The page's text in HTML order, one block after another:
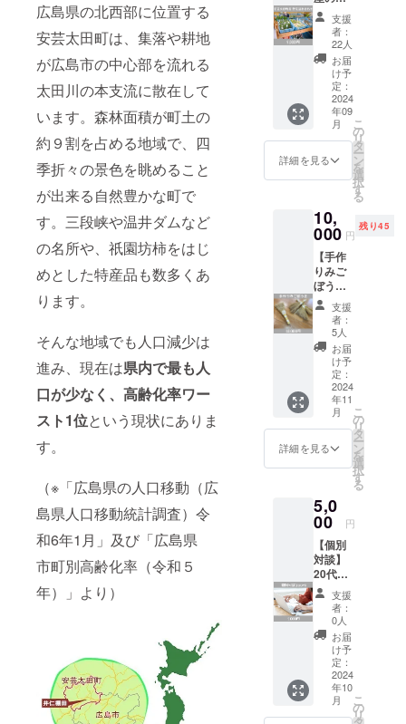
広島県の北西部に位置する
安芸太田町は、集落や耕地
が広島市の中心部を流れる
太田川の本支流に散在して
います。森林面積が町土の
約９割を占める地域で、四
季折々の景色を眺めること
が出来る自然豊かな町で
す。三段峡や温井ダムなど
の名所や、祇園坊柿をはじ
めとした特産品も数多くあ
ります。
そんな地域でも人口減少は
進み、現在は県内で最も人
口が少なく、高齢化率ワー
スト1位という現状にありま
す。
（※「広島県の人口移動（広
島県人口移動統計調査）令
和6年1月」及び「広島県
市町別高齢化率（令和５
年）」より）
しま
す。
せてい
ただき
ます。
※ご希望
の口数
をご購
入くだ
さい。
※上乗せ
支援も
可能で
となる
お名前
の記載
をお願
いしま
す。
菜の詰
め合わ
せ】 安
芸太田
町で採
れた季
節の野
菜や果
物の詰
め合わ
せをお
届けし
ます。
期に応
じた旬
の野菜
や果物
をお届
けする
ので、
何が届
くかは
お楽し
みに！
＜内容
＞ ・
『太田
川産直
市』の
野菜や
・旬の
野菜
〔5〜6
種類ほ
ど〕 ・
原産
地：広
島県安
芸太田
町 ※記
載いた
だいた
住所へ
お届け
いたし
支援
者：
22人
お届
け予
定：
2024
年09
月
詳細を見る
こ
の
リ
タ
ー
ン
を
選
択
す
る
10,
000 円
残り45
【手作
りみご
ぼう
き】 井
仁の棚
田の稲
藁を使
用して
作成し
たみご
ぼうき
（藁ぼ
うき）
と、感
謝のお
手紙を
しま
す。
ちょっ
とした
お掃除
に最適
です！
※お届け
時期：
11～12
月頃に
順次お
届けい
たしま
す。 ※
記載い
支援
者：
5人
お届
け予
定：
2024
年11
月
詳細を見る
こ
の
リ
タ
ー
ン
を
選
択
す
る
5,0
00 円
【個別
対談】
20代か
ら始め
た田舎
暮らし
のリア
ルな現
状につ
いて、
ZOOM
でお話
ししま
支援
者：
0人
お届
け予
定：
2024
年10
月
こ
の
リ